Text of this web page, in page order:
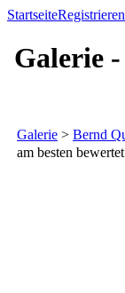
StartseiteRegistrieren
Galerie
Galerie > Bernd
am besten